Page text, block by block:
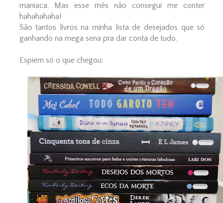
maníaca. Mas esse mês não consegui me conter
hahahahaha!
São tantos livros na minha lista de desejados que só
ganhando na mega sena pra dar conta de tudo.
Espiem só o que chegou: